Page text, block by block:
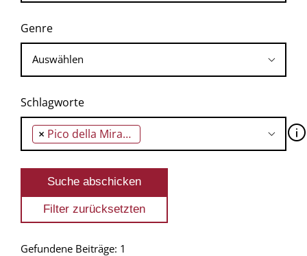
Genre
Schlagworte
× Pico della Mirandola 🛈
Gefundene Beiträge: 1